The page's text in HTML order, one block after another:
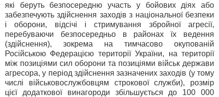
які беруть безпосередню участь у бойових діях або
забезпечують здійснення заходів з національної безпеки
і оборони, відсічі і стримування збройної агресії,
перебуваючи безпосередньо в районах їх ведення
(здійснення), зокрема на тимчасово окупованій
Російською Федерацією території України, на території
між позиціями сил оборони та позиціями військ держави
агресора, у період здійснення зазначених заходів (у тому
числі військовослужбовцям строкової служби), розмір
цієї додаткової винагороди збільшується до 100 000